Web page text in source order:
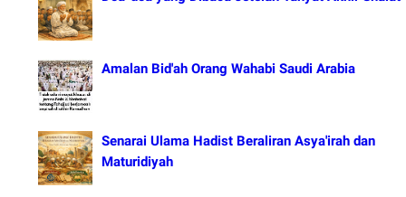
Amalan Bid'ah Orang Wahabi Saudi Arabia
Senarai Ulama Hadist Beraliran Asya'irah dan
Maturidiyah